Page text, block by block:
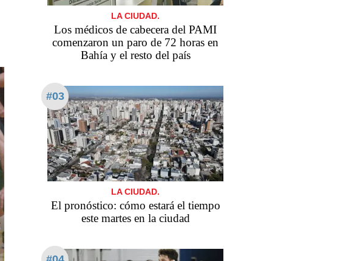
LA CIUDAD.
Los médicos de cabecera del PAMI
comenzaron un paro de 72 horas en
Bahía y el resto del país
#03
LA CIUDAD.
El pronóstico: cómo estará el tiempo
este martes en la ciudad